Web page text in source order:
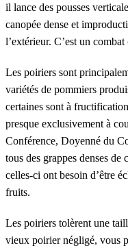
il lance des pousses
canopée dense et
l’extérieur. C’est un
Les poiriers sont
variétés de pommiers
certaines sont à
presque exclusivement à
Conférence, Doyenné du
tous des grappes denses de
celles-ci ont besoin d’être
fruits.
Les poiriers tolèrent une
vieux poirier négligé, vous